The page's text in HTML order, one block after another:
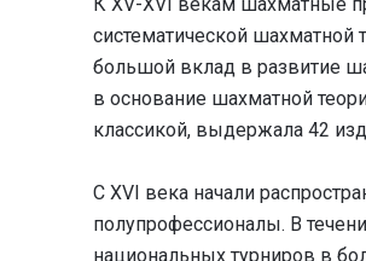
систематической
большой вклад в развитие
в основание шахматной
классикой, выдержала 42
С XVI века начали
полупрофессионалы. В
национальных турниров в